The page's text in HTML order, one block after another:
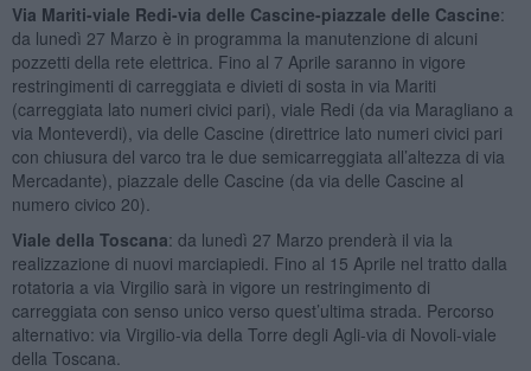
Via Mariti-viale Redi-via delle Cascine-piazzale delle Cascine:
da lunedì 27 Marzo è in programma la manutenzione di alcuni
pozzetti della rete elettrica. Fino al 7 Aprile saranno in vigore
restringimenti di carreggiata e divieti di sosta in via Mariti
(carreggiata lato numeri civici pari), viale Redi (da via Maragliano a
via Monteverdi), via delle Cascine (direttrice lato numeri civici pari
con chiusura del varco tra le due semicarreggiata all’altezza di via
Mercadante), piazzale delle Cascine (da via delle Cascine al
numero civico 20).
Viale della Toscana: da lunedì 27 Marzo prenderà il via la
realizzazione di nuovi marciapiedi. Fino al 15 Aprile nel tratto dalla
rotatoria a via Virgilio sarà in vigore un restringimento di
carreggiata con senso unico verso quest’ultima strada. Percorso
alternativo: via Virgilio-via della Torre degli Agli-via di Novoli-viale
della Toscana.